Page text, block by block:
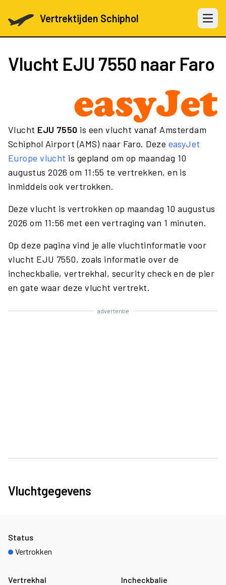
Vertrektijden Schiphol Open
Vlucht EJU 7550 naar Faro
Vlucht EJU 7550 is een vlucht vanaf Amsterdam
Schiphol Airport (AMS) naar Faro. Deze easyJet
Europe vlucht is gepland om op maandag 10
augustus 2026 om 11:55 te vertrekken, en is
inmiddels ook vertrokken.
Deze vlucht is vertrokken op maandag 10 augustus
2026 om 11:56 met een vertraging van 1 minuten.
Op deze pagina vind je alle vluchtinformatie voor
vlucht EJU 7550, zoals informatie over de
incheckbalie, vertrekhal, security check en de pier
en gate waar deze vlucht vertrekt.
advertentie
Vluchtgegevens
Vertrekhal Incheckbalie
Status
Vertrokken